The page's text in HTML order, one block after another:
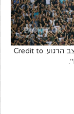
יודעים לספק את האווירה – אוהדי פאוק במצב הרגוע. Credit to